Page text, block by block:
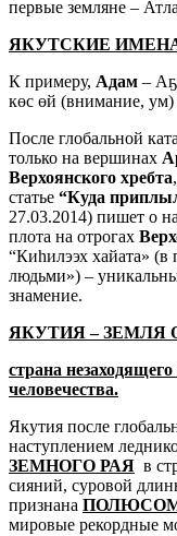
первые земляне –
ЯКУТСКИЕ
К примеру, Адам –
көс өй (внимание, ум)
После глобальной
только на вершинах
Верхоянского хребта
статье “Куда
27.03.2014) пишет о
плота на отрогах
“Киһилээх хайата» (в
людьми») –
знамение.
ЯКУТИЯ – ЗЕМЛЯ
страна
человечества.
Якутия после
наступлением
ЗЕМНОГО РАЯ в
сияний, суровой
признана
мировые рекордные